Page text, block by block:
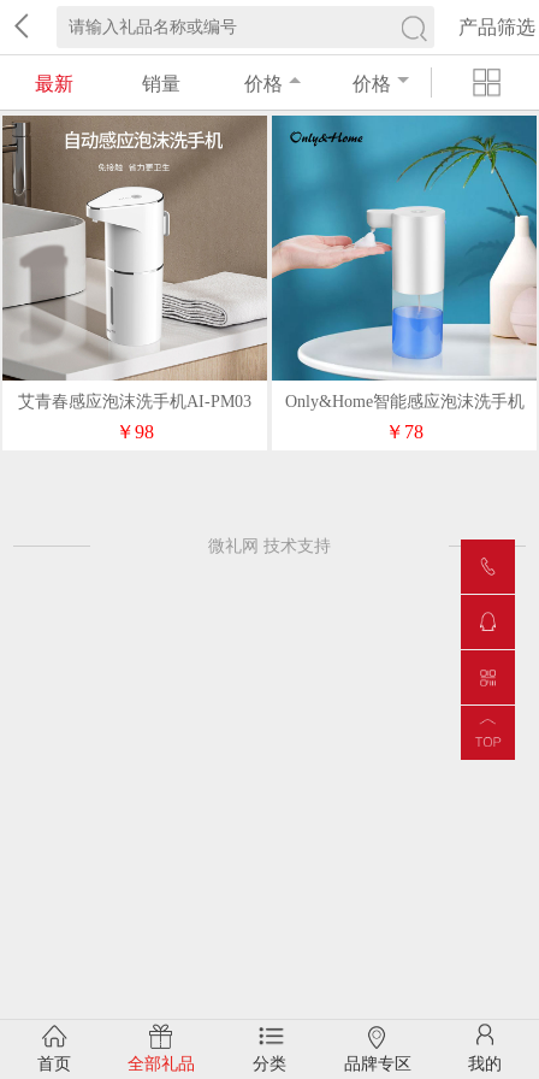
产品筛选
最新 销量 价格 价格
艾青春感应泡沫洗手机AI-PM03
￥98
Only&Home智能感应泡沫洗手机
KL-XSJ-01
￥78
微礼网 技术支持
首页 全部礼品 分类 品牌专区 我的